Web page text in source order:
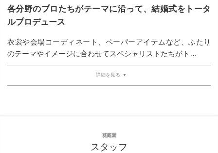
各分野のプロたちがテーマに沿って、結婚式をトータ
ルプロデュース
衣裳や会場コーディネート、ペーパーアイテムなど、ふたり
のテーマやイメージに合わせてスペシャリストたちがト…
詳細を見る
葵庭園
スタッフ